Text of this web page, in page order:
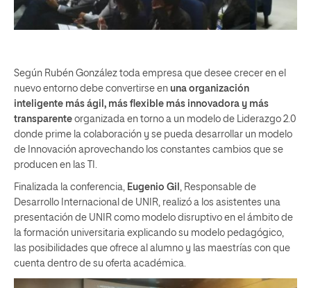
Según Rubén González toda empresa que desee crecer en el
nuevo entorno debe convertirse en una organización
inteligente más ágil, más flexible más innovadora y más
transparente organizada en torno a un modelo de Liderazgo 2.0
donde prime la colaboración y se pueda desarrollar un modelo
de Innovación aprovechando los constantes cambios que se
producen en las TI.
Finalizada la conferencia, Eugenio Gil , Responsable de
Desarrollo Internacional de UNIR, realizó a los asistentes una
presentación de UNIR como modelo disruptivo en el ámbito de
la formación universitaria explicando su modelo pedagógico,
las posibilidades que ofrece al alumno y las maestrías con que
cuenta dentro de su oferta académica.